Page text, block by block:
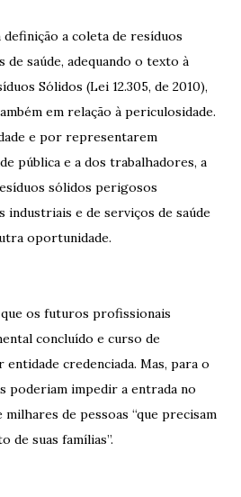
a coleta de resíduos
saúde, adequando o texto à
Sólidos (Lei 12.305, de 2010),
em relação à periculosidade.
e por representarem
pública e a dos trabalhadores, a
sólidos perigosos
industriais e de serviços de saúde
oportunidade.
os futuros profissionais
concluído e curso de
credenciada. Mas, para o
poderiam impedir a entrada no
de pessoas “que precisam
de suas famílias”.